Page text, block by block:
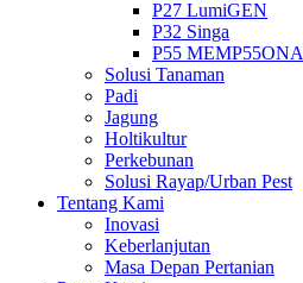
P27 LumiGEN
P32 Singa
P55 MEMP55ONA
Solusi Tanaman
Padi
Jagung
Holtikultur
Perkebunan
Solusi Rayap/Urban Pest
Tentang Kami
Inovasi
Keberlanjutan
Masa Depan Pertanian